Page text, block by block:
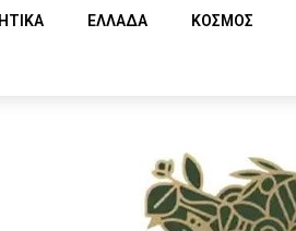
ΕΛΛΑΔΑ ΚΟΣΜΟΣ